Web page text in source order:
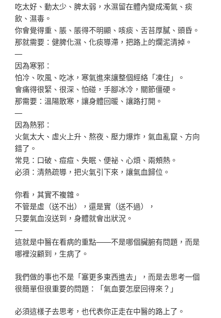
吃太好、動太少、脾太弱，水濕留在體內變成濁氣、痰
飲、濕毒。
你會覺得重、脹、脹得不明顯、咳痰、舌苔厚膩、頭昏。
那就需要：健脾化濕、化痰導滯，把路上的爛泥清掉。
—
因為寒邪：
怕冷、吹風、吃冰，寒氣進來讓整個經絡「凍住」。
會痛得很緊、很深、怕碰，手腳冰冷，關節僵硬。
那需要：溫陽散寒，讓身體回暖、讓路打開。
—
因為熱邪：
火氣太大、虛火上升、熬夜、壓力爆炸，氣血亂竄、方向
錯了。
常見：口破、痘痘、失眠、便祕、心煩、兩頰熱。
必須：清熱疏導，把火氣引下來，讓氣血歸位。
你看，其實不複雜。
不管是虛（送不出），還是實（送不過），
只要氣血沒送到，身體就會出狀況。
—
這就是中醫在看病的重點——不是哪個臟腑有問題，而是
哪裡沒顧到，生病了。
我們做的事也不是「塞更多東西進去」，而是去思考一個
很簡單但很重要的問題：「氣血要怎麼回得來？」
必須這樣子去思考，也代表你正走在中醫的路上了。